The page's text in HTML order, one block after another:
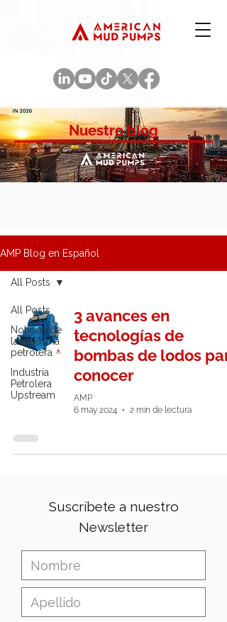
Nuestro blog
AMP Blog en Español
All Posts
Noticias de
la industria
petrolera
Industria
Petrolera
Upstream
All Posts
3 avances en
tecnologías de
bombas de lodos
conocer
AMP
6 may 2024
2 min de lectura
Suscríbete a nuestro
Newsletter